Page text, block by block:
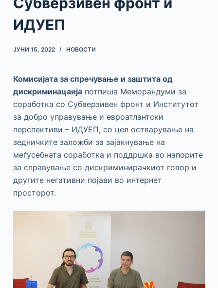
ИДУЕП
ЈУНИ 15, 2022 НОВОСТИ
Комисијата за спречување и заштита од
дискриминацаијапотпиша Меморандуми за
соработка со Субверзивен фронт и Институтот
за добро управување и евроатлантски
перспективи – ИДУЕП, со цел остварување на
зедничките заложби за зајакнување на
меѓусебната соработка и поддршка во напорите
за справување со дискриминирачкиот говор и
другите негативни појави во интернет
просторот.